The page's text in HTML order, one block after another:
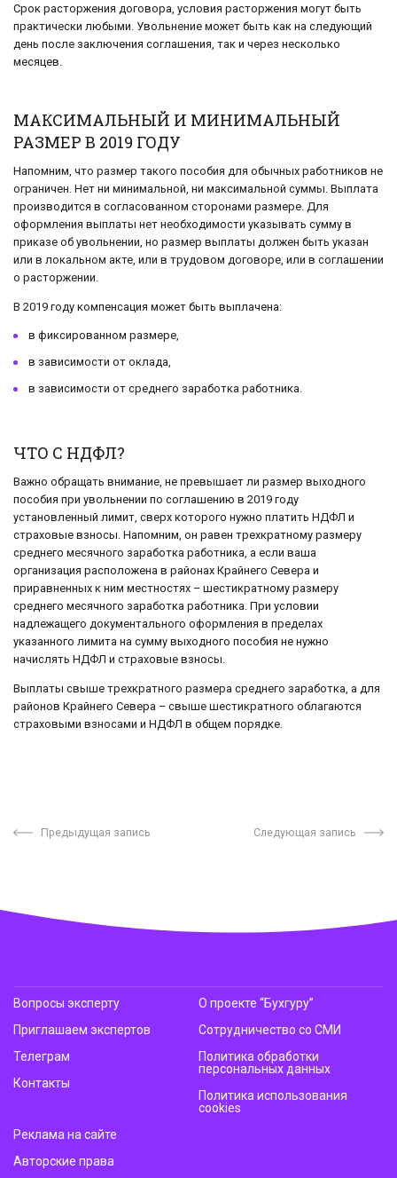
Срок расторжения договора, условия расторжения могут быть
практически любыми. Увольнение может быть как на следующий
день после заключения соглашения, так и через несколько
месяцев.
МАКСИМАЛЬНЫЙ И МИНИМАЛЬНЫЙ
РАЗМЕР В 2019 ГОДУ
Напомним, что размер такого пособия для обычных работников не
ограничен. Нет ни минимальной, ни максимальной суммы. Выплата
производится в согласованном сторонами размере. Для
оформления выплаты нет необходимости указывать сумму в
приказе об увольнении, но размер выплаты должен быть указан
или в локальном акте, или в трудовом договоре, или в соглашении
о расторжении.
В 2019 году компенсация может быть выплачена:
в фиксированном размере,
в зависимости от оклада,
в зависимости от среднего заработка работника.
ЧТО С НДФЛ?
Важно обращать внимание, не превышает ли размер выходного
пособия при увольнении по соглашению в 2019 году
установленный лимит, сверх которого нужно платить НДФЛ и
страховые взносы. Напомним, он равен трехкратному размеру
среднего месячного заработка работника, а если ваша
организация расположена в районах Крайнего Севера и
приравненных к ним местностях – шестикратному размеру
среднего месячного заработка работника. При условии
надлежащего документального оформления в пределах
указанного лимита на сумму выходного пособия не нужно
начислять НДФЛ и страховые взносы.
Выплаты свыше трехкратного размера среднего заработка, а для
районов Крайнего Севера – свыше шестикратного облагаются
страховыми взносами и НДФЛ в общем порядке.
Предыдущая запись Следующая запись
Вопросы эксперту
Приглашаем экспертов
Телеграм
Контакты
О проекте “Бухгуру”
Сотрудничество со СМИ
Политика обработки
персональных данных
Политика использования
cookies
Реклама на сайте
Авторские права